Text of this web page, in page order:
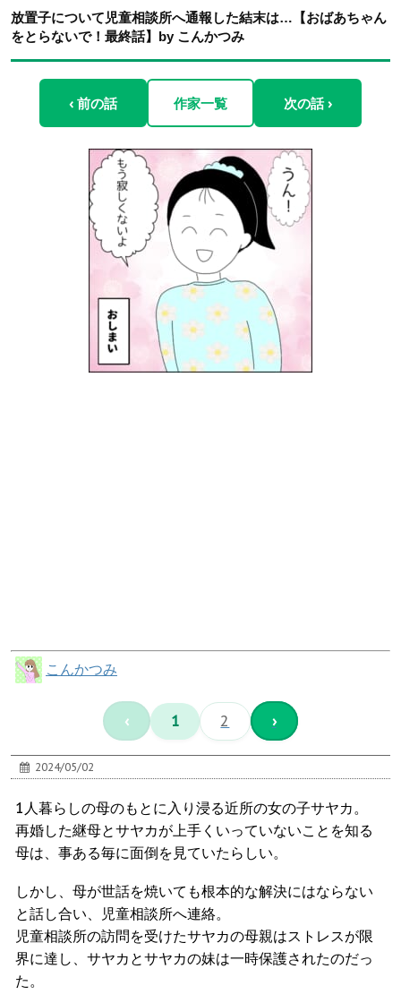
放置子について児童相談所へ通報した結末は…【おばあちゃん
をとらないで！最終話】by こんかつみ
‹ 前の話 作家一覧 次の話 ›
こんかつみ
‹ 1 2 ›
2024/05/02
1人暮らしの母のもとに入り浸る近所の女の子サヤカ。
再婚した継母とサヤカが上手くいっていないことを知る
母は、事ある毎に面倒を見ていたらしい。
しかし、母が世話を焼いても根本的な解決にはならない
と話し合い、児童相談所へ連絡。
児童相談所の訪問を受けたサヤカの母親はストレスが限
界に達し、サヤカとサヤカの妹は一時保護されたのだっ
た。